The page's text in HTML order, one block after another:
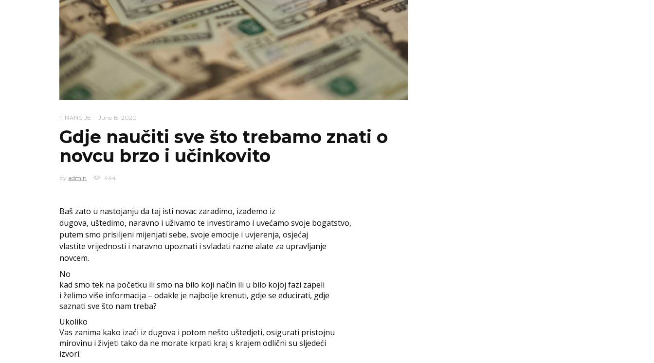
FINANSIJE June 15, 2020
Gdje naučiti sve što trebamo znati o
novcu brzo i učinkovito
by admin 444
Baš zato u nastojanju da taj isti novac zaradimo, izađemo iz
dugova, uštedimo, naravno i uživamo te investiramo i uvećamo svoje bogatstvo,
putem smo prisiljeni mijenjati sebe, svoje emocije i uvjerenja, osjećaj
vlastite vrijednosti i naravno upoznati i svladati razne alate za upravljanje
novcem.
No
kad smo tek na početku ili smo na bilo koji način ili u bilo kojoj fazi zapeli
i želimo više informacija – odakle je najbolje krenuti, gdje se educirati, gdje
saznati sve što nam treba?
Ukoliko
Vas zanima kako izaći iz dugova i potom nešto uštedjeti, osigurati pristojnu
mirovinu i živjeti tako da ne morate krpati kraj s krajem odlični su sljedeći
izvori: